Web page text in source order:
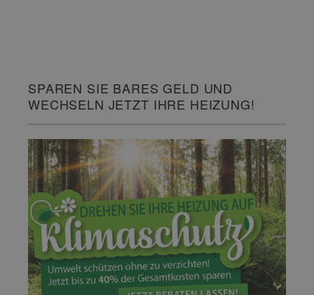
SPAREN SIE BARES GELD UND
WECHSELN JETZT IHRE HEIZUNG!